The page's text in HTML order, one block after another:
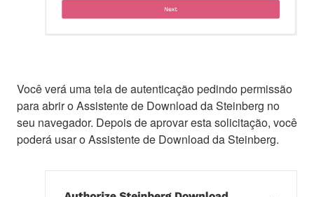
Você verá uma tela de autenticação pedindo permissão
para abrir o Assistente de Download da Steinberg no
seu navegador. Depois de aprovar esta solicitação, você
poderá usar o Assistente de Download da Steinberg.